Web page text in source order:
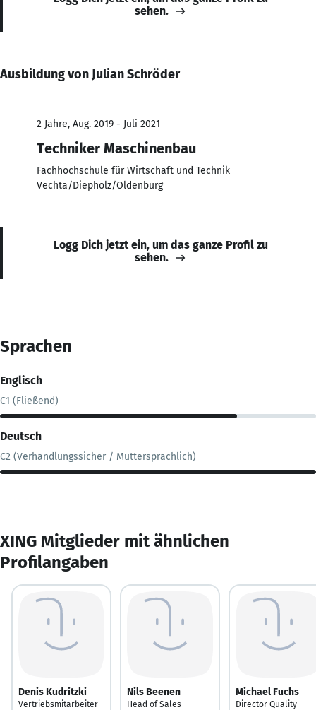
sehen.
Ausbildung von Julian Schröder
2 Jahre, Aug. 2019 - Juli 2021
Techniker Maschinenbau
Fachhochschule für Wirtschaft und Technik
Vechta/Diepholz/Oldenburg
Logg Dich jetzt ein, um das ganze Profil zu
sehen.
Sprachen
Englisch
C1 (Fließend)
Deutsch
C2 (Verhandlungssicher / Muttersprachlich)
XING Mitglieder mit ähnlichen
Profilangaben
Denis Kudritzki
Vertriebsmitarbeiter
Nils Beenen
Head of Sales
Michael Fuchs
Director Quality